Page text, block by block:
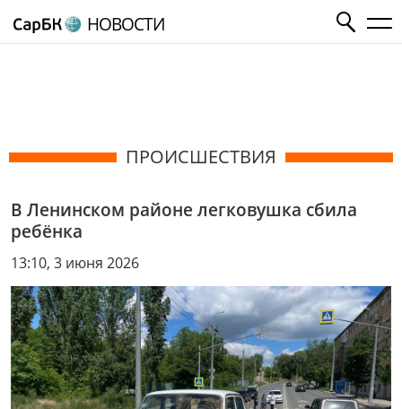
НОВОСТИ
ПРОИСШЕСТВИЯ
В Ленинском районе легковушка сбила
ребёнка
13:10, 3 июня 2026